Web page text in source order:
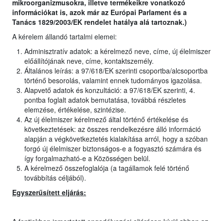
mikroorganizmusokra, illetve termékeikre vonatkozó
információkat is, azok már az Európai Parlament és a
Tanács 1829/2003/EK rendelet hatálya alá tartoznak.)
A kérelem állandó tartalmi elemei:
Adminisztratív adatok: a kérelmező neve, címe, új élelmiszer
előállítójának neve, címe, kontaktszemély.
Általános leírás: a 97/618/EK szerinti csoportba/alcsoportba
történő besorolás, valamint ennek tudományos igazolása.
Alapvető adatok és konzultáció: a 97/618/EK szerinti, 4.
pontba foglalt adatok bemutatása, továbbá részletes
elemzése, értékelése, szintézise.
Az új élelmiszer kérelmező által történő értékelése és
következtetések: az összes rendelkezésre álló információ
alapján a végkövetkeztetés kialakítása arról, hogy a szóban
forgó új élelmiszer biztonságos-e a fogyasztó számára és
így forgalmazható-e a Közösségen belül.
A kérelmező összefoglalója (a tagállamok felé történő
továbbítás céljából).
Egyszerűsített eljárás: